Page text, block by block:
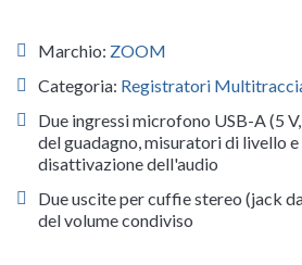
Marchio: ZOOM
Categoria: Registratori
Due ingressi microfono USB-A (5
del guadagno, misuratori di livello
disattivazione dell'audio
Due uscite per cuffie stereo (jack
del volume condiviso